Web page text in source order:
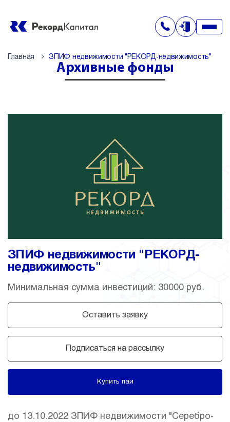
Главная ЗПИФ недвижимости "РЕКОРД-недвижимость"
Архивные фонды
ЗПИФ недвижимости "РЕКОРД-
недвижимость"
Минимальная сумма инвестиций: 30000 руб.
Оставить заявку
Подписаться на рассылку
Купить паи
до 13.10.2022 ЗПИФ недвижимости "Серебро-